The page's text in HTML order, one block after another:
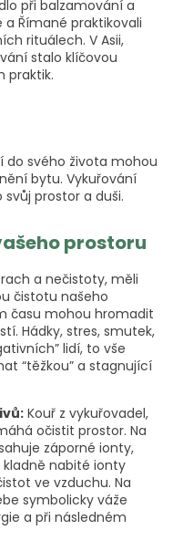
při balzamování a
Římané praktikovali
rituálech. V Asii,
stalo klíčovou
praktik.
do svého života mohou
bytu. Vykuřování
prostor a duši.
prostoru
a nečistoty, měli
čistotu našeho
času mohou hromadit
Hádky, stres, smutek,
lidí, to vše
“těžkou” a stagnující
Kouř z vykuřovadel,
očistit prostor. Na
záporné ionty,
nabité ionty
ve vzduchu. Na
symbolicky váže
a při následném